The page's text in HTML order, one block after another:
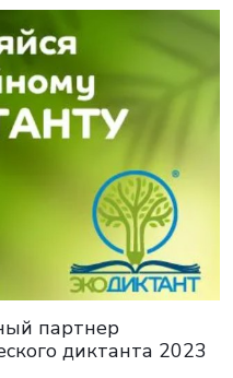
партнер
диктанта 2023